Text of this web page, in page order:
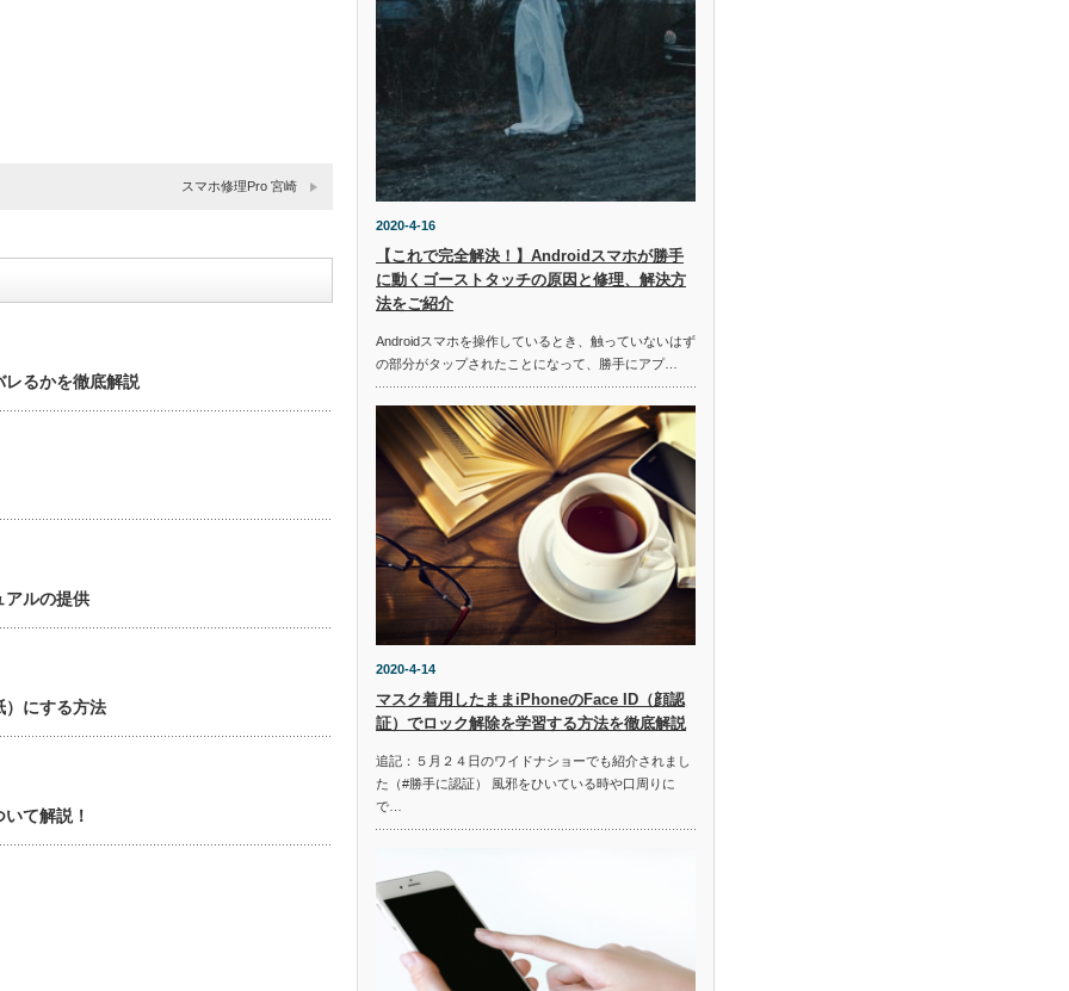
スマホ修理Pro 宮崎
るかを徹底解説
アルの提供
にする方法
て解説！
2020-4-16
【これで完全解決！】Androidスマホが勝手
に動くゴーストタッチの原因と修理、解決方
法をご紹介
Androidスマホを操作しているとき、触っていないはず
の部分がタップされたことになって、勝手にアプ…
2020-4-14
マスク着用したままiPhoneのFace ID（顔認
証）でロック解除を学習する方法を徹底解説
追記：５月２４日のワイドナショーでも紹介されまし
た（#勝手に認証） 風邪をひいている時や口周りに
で…